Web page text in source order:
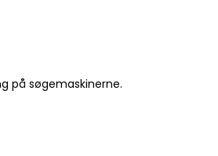
på søgemaskinerne.